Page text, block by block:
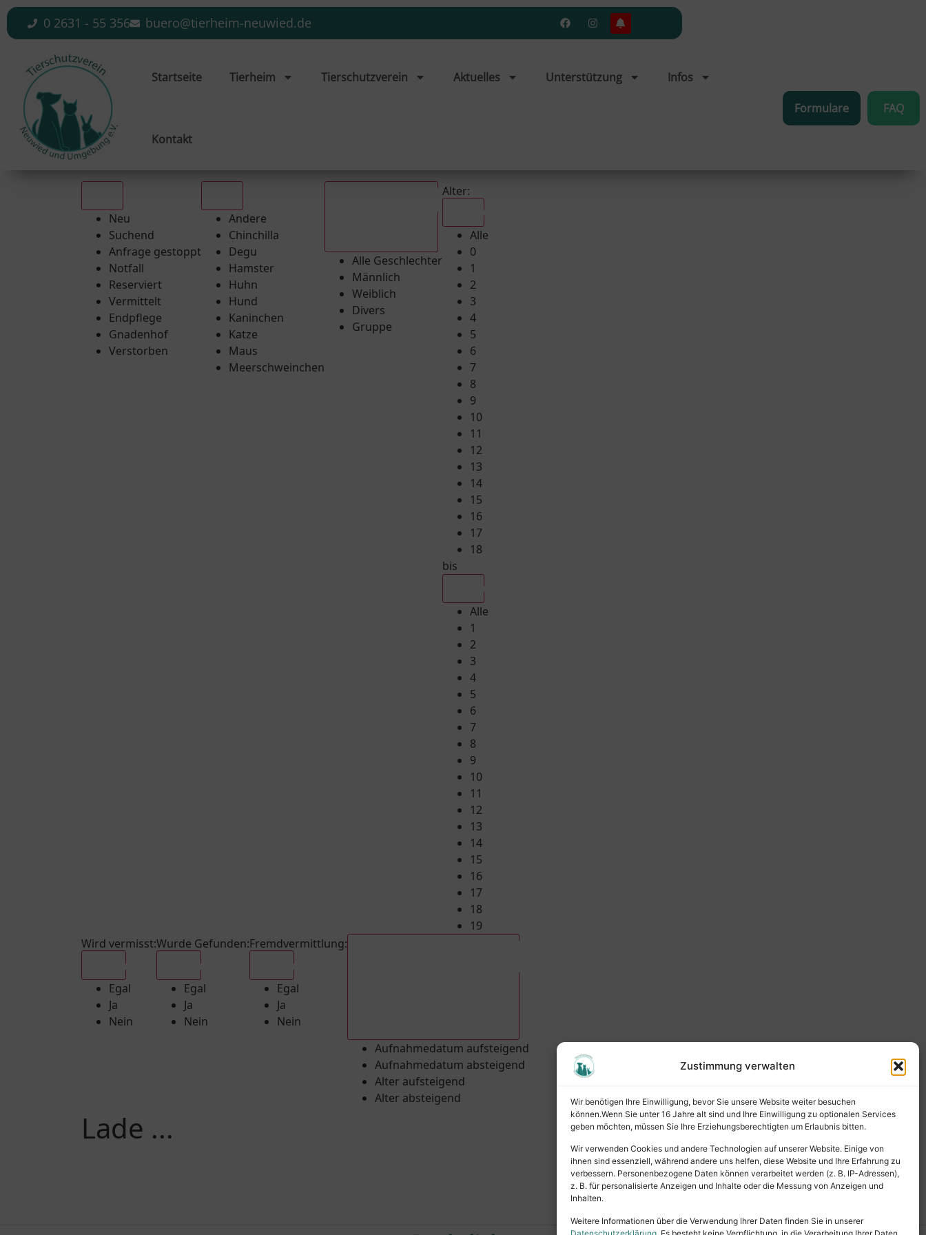
Zustimmung verwalten
Wir benötigen Ihre Einwilligung, bevor Sie unsere Website weiter besuchen
können.Wenn Sie unter 16 Jahre alt sind und Ihre Einwilligung zu optionalen Services
geben möchten, müssen Sie Ihre Erziehungsberechtigten um Erlaubnis bitten.
Wir verwenden Cookies und andere Technologien auf unserer Website. Einige von
ihnen sind essenziell, während andere uns helfen, diese Website und Ihre Erfahrung zu
verbessern. Personenbezogene Daten können verarbeitet werden (z. B. IP-Adressen),
z. B. für personalisierte Anzeigen und Inhalte oder die Messung von Anzeigen und
Inhalten.
Weitere Informationen über die Verwendung Ihrer Daten finden Sie in unserer
0 2631 - 55 356 buero@tierheim-neuwied.de
Startseite Tierheim Tierschutzverein Aktuelles Unterstützung Infos
Kontakt
Formulare FAQ
Neu
Suchend
Anfrage gestoppt
Notfall
Reserviert
Vermittelt
Endpflege
Gnadenhof
Verstorben
Andere
Chinchilla
Degu
Hamster
Huhn
Hund
Kaninchen
Katze
Maus
Meerschweinchen
Alle Geschlechter
Männlich
Weiblich
Divers
Gruppe
Alter:
Alle
0
1
2
3
4
5
6
7
8
9
10
11
12
13
14
15
16
17
18
bis
Alle
1
2
3
4
5
6
7
8
9
10
11
12
13
14
15
16
17
18
19
Wird vermisst:
Egal
Ja
Nein
Wurde Gefunden:
Egal
Ja
Nein
Fremdvermittlung:
Egal
Ja
Nein
Aufnahmedatum aufsteigend
Aufnahmedatum absteigend
Alter aufsteigend
Alter absteigend
Lade ...